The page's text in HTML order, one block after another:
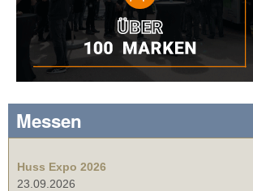
Messen
Huss Expo 2026
23.09.2026